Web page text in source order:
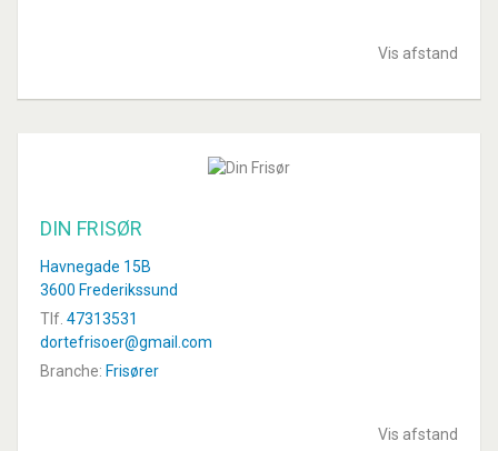
Vis afstand
DIN FRISØR
Havnegade 15B
3600 Frederikssund
Tlf. 47313531
dortefrisoer@gmail.com
Branche: Frisører
Vis afstand